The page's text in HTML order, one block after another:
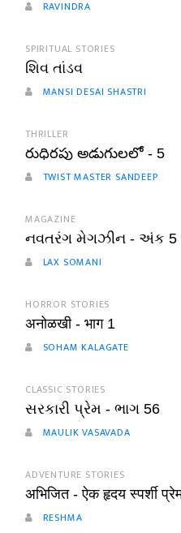
RAVINDRA
SPIRITUAL STORIES
શિવ તાંડવ
MANSI DESAI SHASTRI
THRILLER
రుధిరపు అడుగులలో - 5
TWIST MASTER SANDEEP
MAGAZINE
નવતરંગ મેગઝીન - અંક 5
LAX SOMANI
HORROR STORIES
अनोळखी - भाग 1
SOHAM KALAGATE
CLASSIC STORIES
સરકારી પ્રેમ - ભાગ 56
MAULIK VASAVADA
ADVENTURE STORIES
अभिजित - ऐक हृदय स्पर्शी
RESHMA